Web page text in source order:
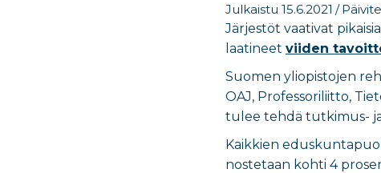
Julkaistu 15.6.2021 /
Järjestöt vaativat
laatineet viiden
Suomen yliopistojen
OAJ, Professoriliitto,
tulee tehdä tutkimus-
Kaikkien
nostetaan kohti 4